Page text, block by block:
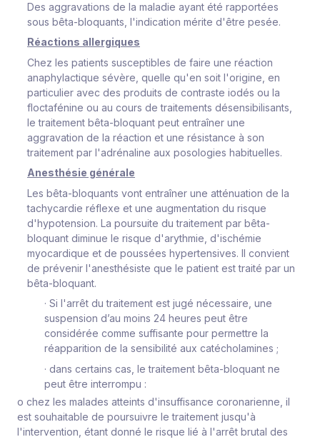
Des aggravations de la maladie ayant été rapportées
sous bêta-bloquants, l'indication mérite d'être pesée.
Réactions allergiques
Chez les patients susceptibles de faire une réaction
anaphylactique sévère, quelle qu'en soit l'origine, en
particulier avec des produits de contraste iodés ou la
floctafénine ou au cours de traitements désensibilisants,
le traitement bêta-bloquant peut entraîner une
aggravation de la réaction et une résistance à son
traitement par l'adrénaline aux posologies habituelles.
Anesthésie générale
Les bêta-bloquants vont entraîner une atténuation de la
tachycardie réflexe et une augmentation du risque
d'hypotension. La poursuite du traitement par bêta-
bloquant diminue le risque d'arythmie, d'ischémie
myocardique et de poussées hypertensives. Il convient
de prévenir l'anesthésiste que le patient est traité par un
bêta-bloquant.
· Si l'arrêt du traitement est jugé nécessaire, une
suspension d’au moins 24 heures peut être
considérée comme suffisante pour permettre la
réapparition de la sensibilité aux catécholamines ;
· dans certains cas, le traitement bêta-bloquant ne
peut être interrompu :
o chez les malades atteints d'insuffisance coronarienne, il
est souhaitable de poursuivre le traitement jusqu'à
l'intervention, étant donné le risque lié à l'arrêt brutal des